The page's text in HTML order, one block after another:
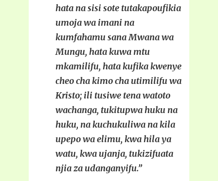
hata na sisi sote tutakapoufikia
umoja wa imani na
kumfahamu sana Mwana wa
Mungu, hata kuwa mtu
mkamilifu, hata kufika kwenye
cheo cha kimo cha utimilifu wa
Kristo; ili tusiwe tena watoto
wachanga, tukitupwa huku na
huku, na kuchukuliwa na kila
upepo wa elimu, kwa hila ya
watu, kwa ujanja, tukizifuata
njia za udanganyifu.”